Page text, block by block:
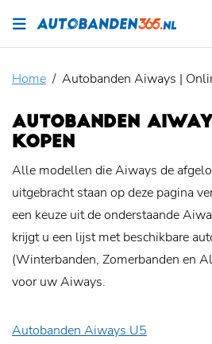
Home Autobanden Aiways |
AUTOBANDEN
KOPEN
Alle modellen die Aiways de
uitgebracht staan op deze pagina
een keuze uit de onderstaande
krijgt u een lijst met beschikbare
(Winterbanden, Zomerbanden en
voor uw Aiways.
Autobanden Aiways U5